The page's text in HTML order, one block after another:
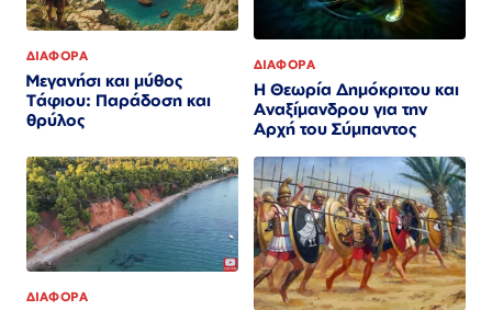
ΔΙΑΦΟΡΑ
Μεγανήσι και μύθος
Τάφιου: Παράδοση και
θρύλος
ΔΙΑΦΟΡΑ
Η Θεωρία Δημόκριτου και
Αναξίμανδρου για την
Αρχή του Σύμπαντος
ΔΙΑΦΟΡΑ